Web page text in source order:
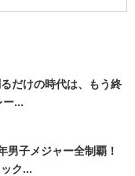
だけの時代は、もう終
...
男子メジャー全制覇！
ク...